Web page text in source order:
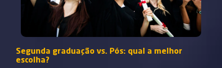
Segunda graduação vs. Pós: qual a melhor
escolha?